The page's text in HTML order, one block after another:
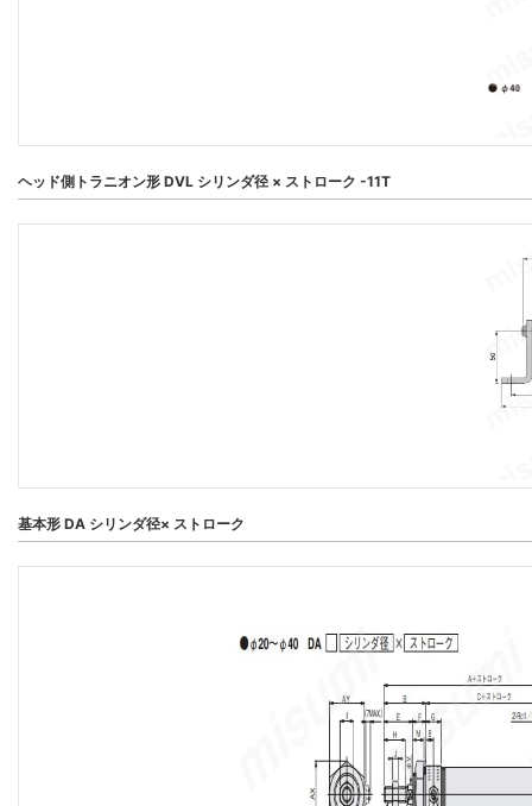
ヘッド側トラニオン形 DVL シリンダ径 × ストローク -11T
基本形 DA シリンダ径× ストローク